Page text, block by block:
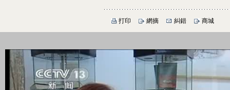
打印 網摘 糾錯 商城